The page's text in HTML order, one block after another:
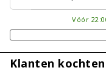
Vóór
Klanten